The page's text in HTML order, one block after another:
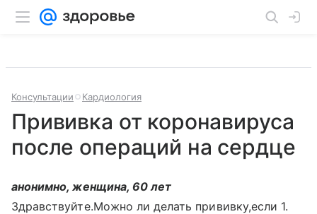
Консультации Кардиология
Прививка от коронавируса
после операций на сердце
анонимно, женщина, 60 лет
Здравствуйте.Можно ли делать прививку,если 1.